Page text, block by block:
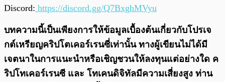
Discord: https://discord.gg/Q7BxghMVyu
บทความนี้เป็นเพียงการให้ข้อมูลเบื้องต้นเกี่ยวกับโปรเจ
กต์เหรียญคริปโตเคอร์เรนซี่เท่านั้น ทางผู้เขียนไม่ได้มี
เจตนาในการแนะนำหรือเชิญชวนให้ลงทุนแต่อย่างใด ค
ริปโทเคอร์เรนซี และ โทเคนดิจิทัลมีความเสี่ยงสูง ท่าน